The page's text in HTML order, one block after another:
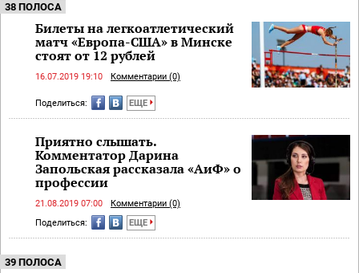
38 ПОЛОСА
Билеты на легкоатлетический
матч «Европа-США» в Минске
стоят от 12 рублей
16.07.2019 19:10 Комментарии (0)
Поделиться: ЕЩЕ
Приятно слышать.
Комментатор Дарина
Запольская рассказала «АиФ» о
профессии
21.08.2019 07:00
Комментарии (0)
Поделиться:
ЕЩЕ
39 ПОЛОСА